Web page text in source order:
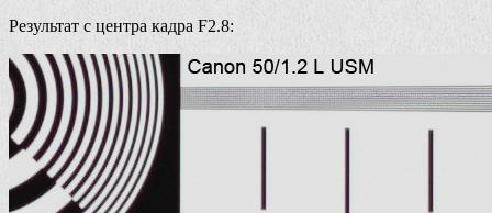
Результат с центра кадра F2.8: